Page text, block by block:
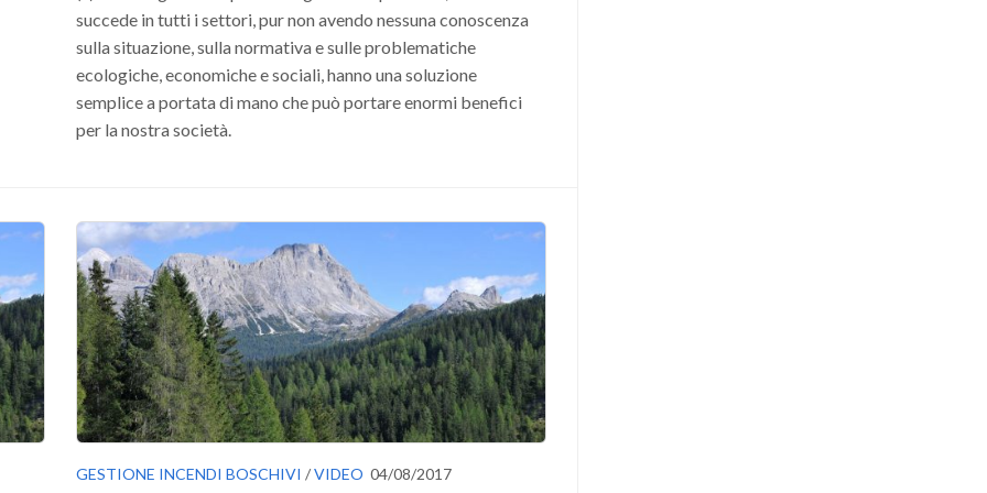
succede in tutti i settori, pur non avendo nessuna conoscenza
sulla situazione, sulla normativa e sulle problematiche
ecologiche, economiche e sociali, hanno una soluzione
semplice a portata di mano che può portare enormi benefici
per la nostra società.
GESTIONE INCENDI BOSCHIVI /VIDEO 04/08/2017